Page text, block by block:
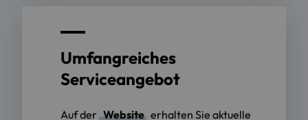
Umfangreiches
Serviceangebot
Auf der Website erhalten Sie aktuelle